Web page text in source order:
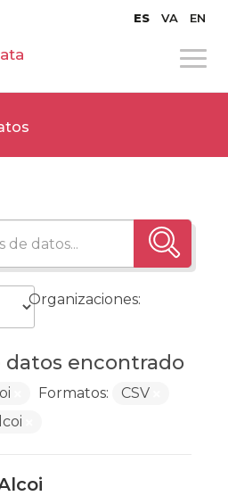
ES VA EN
datos encontrado
Organizaciones:
Formatos:
CSV